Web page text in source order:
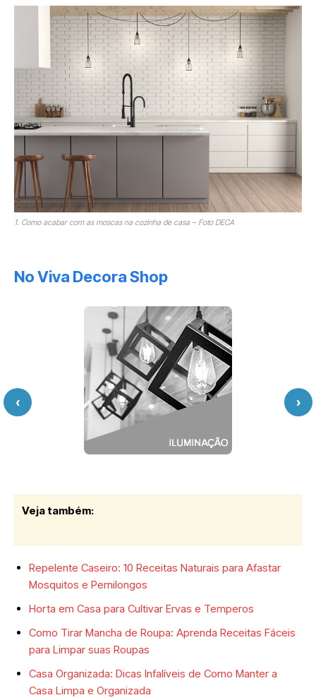
1. Como acabar com as moscas na cozinha de casa – Foto DECA
No Viva Decora Shop
‹ ›
Veja também:
Repelente Caseiro: 10 Receitas Naturais para Afastar
Mosquitos e Pernilongos
Horta em Casa para Cultivar Ervas e Temperos
Como Tirar Mancha de Roupa: Aprenda Receitas Fáceis
para Limpar suas Roupas
Casa Organizada: Dicas Infalíveis de Como Manter a
Casa Limpa e Organizada